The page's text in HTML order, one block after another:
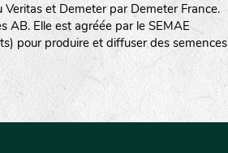
et Demeter par Demeter France.
AB. Elle est agréée par le SEMAE
pour produire et diffuser des semences